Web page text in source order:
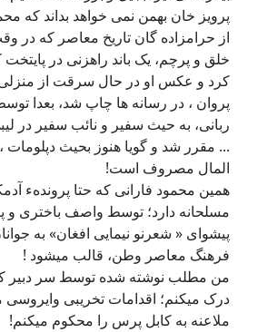
پرویز خان بهمن نمی خواهد بداند که
از حرامزاده گان تاریخ معاصر که در
خلق و پرچم، یک باند راهزنی در پایتخت
کرد و عکس او در حال سرقت از منزلی
پروان ، در رسانه ها چاپ شد، بعدا
ربانی، به حیث سفیر و نائب سفیر در
... مقرر شد و گویا هنوز بحیث دپلومات
المال مصروف است!
همین محمود فارانی که حتا پروندهء
مسلحانه دارد؛ توسط واصف باختری و
پیشوای « شعرنو نیمایی افغان» به
فرهنگ معاصر وطن، قالب میشود !
من مطلب نوشته شده توسط سر دبیر
درک میکنم؛ اقدامات تخریبی وایروسی
ملاعنه به کابل پرس را محکوم میکنم!